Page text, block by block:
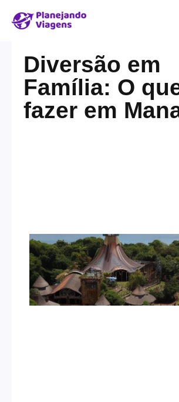
Diversão em
Família: O
fazer em